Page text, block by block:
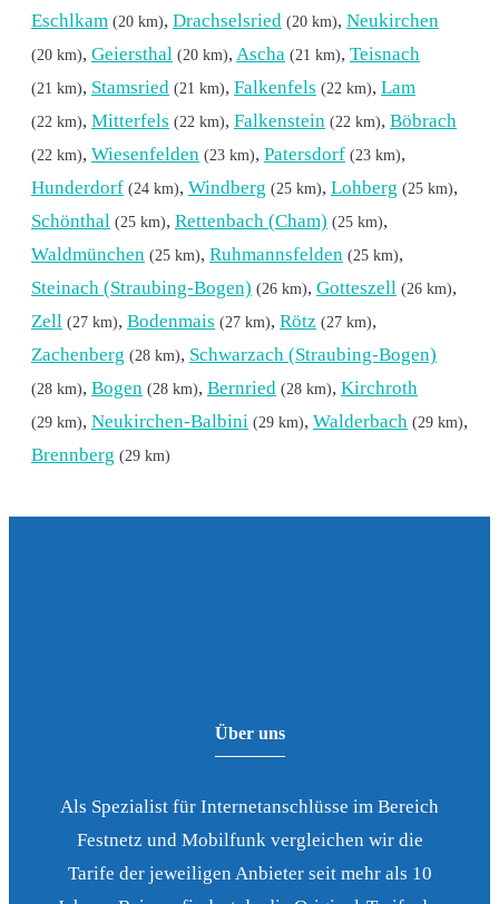
Eschlkam (20 km), Drachselsried (20 km), Neukirchen
(20 km), Geiersthal (20 km), Ascha (21 km), Teisnach
(21 km), Stamsried (21 km), Falkenfels (22 km), Lam
(22 km), Mitterfels (22 km), Falkenstein (22 km), Böbrach
(22 km), Wiesenfelden (23 km), Patersdorf (23 km),
Hunderdorf (24 km), Windberg (25 km), Lohberg (25 km),
Schönthal (25 km), Rettenbach (Cham) (25 km),
Waldmünchen (25 km), Ruhmannsfelden (25 km),
Steinach (Straubing-Bogen) (26 km), Gotteszell (26 km),
Zell (27 km), Bodenmais (27 km), Rötz (27 km),
Zachenberg (28 km), Schwarzach (Straubing-Bogen)
(28 km), Bogen (28 km), Bernried (28 km), Kirchroth
(29 km), Neukirchen-Balbini (29 km), Walderbach (29 km),
Brennberg (29 km)
Über uns
Als Spezialist für Internetanschlüsse im Bereich
Festnetz und Mobilfunk vergleichen wir die
Tarife der jeweiligen Anbieter seit mehr als 10